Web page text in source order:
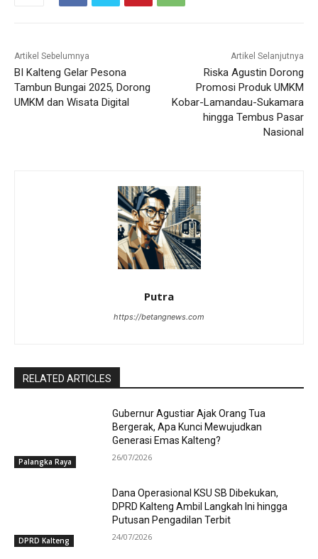
Artikel Sebelumnya
BI Kalteng Gelar Pesona
Tambun Bungai 2025, Dorong
UMKM dan Wisata Digital
Artikel Selanjutnya
Riska Agustin Dorong
Promosi Produk UMKM
Kobar-Lamandau-Sukamara
hingga Tembus Pasar
Nasional
Putra
https://betangnews.com
RELATED ARTICLES
Palangka Raya
Gubernur Agustiar Ajak Orang Tua
Bergerak, Apa Kunci Mewujudkan
Generasi Emas Kalteng?
26/07/2026
DPRD Kalteng
Dana Operasional KSU SB Dibekukan,
DPRD Kalteng Ambil Langkah Ini hingga
Putusan Pengadilan Terbit
24/07/2026